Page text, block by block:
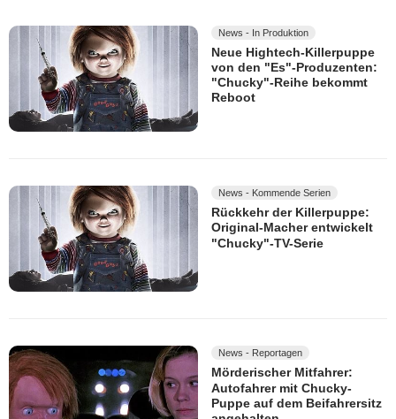
News - In Produktion
Neue Hightech-Killerpuppe
von den "Es"-Produzenten:
"Chucky"-Reihe bekommt
Reboot
News - Kommende Serien
Rückkehr der Killerpuppe:
Original-Macher entwickelt
"Chucky"-TV-Serie
News - Reportagen
Mörderischer Mitfahrer:
Autofahrer mit Chucky-
Puppe auf dem Beifahrersitz